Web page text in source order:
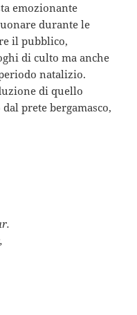
emozionante
durante le
il pubblico,
di culto ma anche
natalizio.
di quello
prete bergamasco,